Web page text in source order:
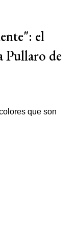
el
Pullaro de